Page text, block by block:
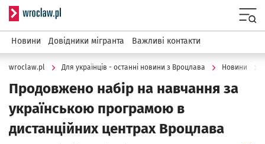
Serwis informacyjny wroclaw.pl
Новини Довідники мігранта Важливі контакти
wroclaw.pl Для українців - останні новини з Вроцлава Новини
Продовжено набір на навчання за
українською програмою в
дистанційних центрах Вроцлава